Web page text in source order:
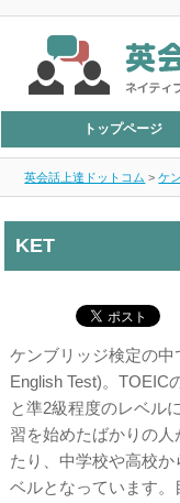
トップページ
英会話上達ドットコム >ケ
KET
ケンブリッジ検定の
English Test)。TOEIC
と準2級程度のレベル
習を始めたばかりの
たり、中学校や高校
ベルとなっています